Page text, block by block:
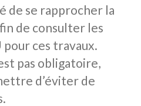
de se rapprocher la
de consulter les
ces travaux.
pas obligatoire,
d’éviter de